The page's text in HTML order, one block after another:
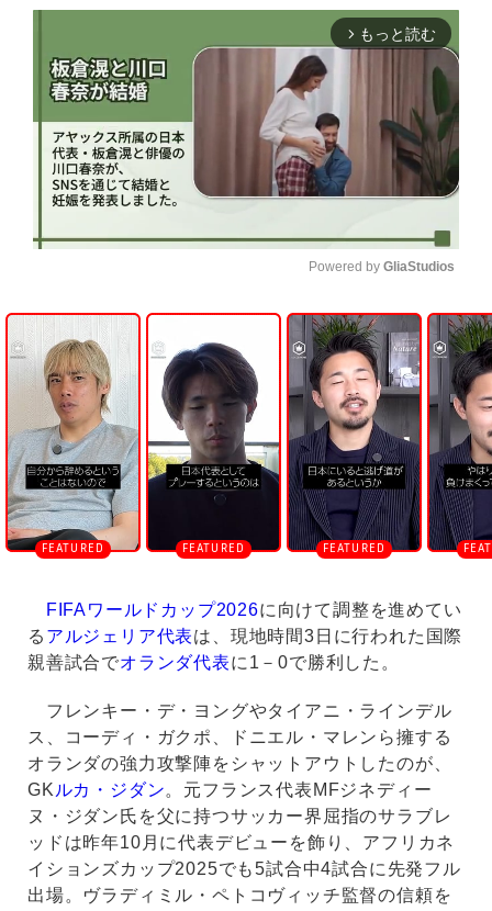
arrow_forward_ios もっと読む
U
n
m
u
t
e
Powered by GliaStudios
FIFAワールドカップ2026に向けて調整を進めてい
る アルジェリア代表は、現地時間3日に行われた国際
親善試合でオランダ代表に1－0で勝利した。
フレンキー・デ・ヨングやタイアニ・ラインデル
ス、コーディ・ガクポ、ドニエル・マレンら擁する
オランダの強力攻撃陣をシャットアウトしたのが、
GKルカ・ジダン。元フランス代表MFジネディー
ヌ・ジダン氏を父に持つサッカー界屈指のサラブレ
ッドは昨年10月に代表デビューを飾り、アフリカネ
イションズカップ2025でも5試合中4試合に先発フル
出場。ヴラディミル・ペトコヴィッチ監督の信頼を